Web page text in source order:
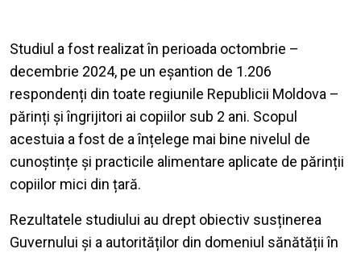
Studiul a fost realizat în perioada octombrie –
decembrie 2024, pe un eșantion de 1.206
respondenți din toate regiunile Republicii Moldova –
părinți și îngrijitori ai copiilor sub 2 ani. Scopul
acestuia a fost de a înțelege mai bine nivelul de
cunoștințe și practicile alimentare aplicate de părinții
copiilor mici din țară.
Rezultatele studiului au drept obiectiv susținerea
Guvernului și a autorităților din domeniul sănătății în